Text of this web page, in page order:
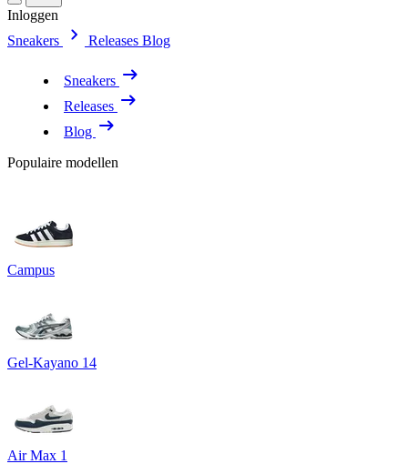
Inloggen
Sneakers
Releases Blog
Sneakers
Releases
Blog
Populaire modellen
Campus
Gel-Kayano 14
Air Max 1